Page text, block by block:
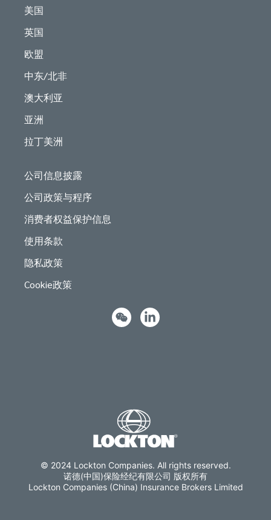
美国
英国
欧盟
中东/北非
澳大利亚
亚洲
拉丁美洲
公司信息披露
公司政策与程序
消费者权益保护信息
使用条款
隐私政策
Cookie政策
© 2024 Lockton Companies. All rights reserved.
诺德(中国)保险经纪有限公司 版权所有
Lockton Companies (China) Insurance Brokers Limited